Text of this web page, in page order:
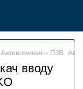
Автовимикачі - ПЗВ
вводу